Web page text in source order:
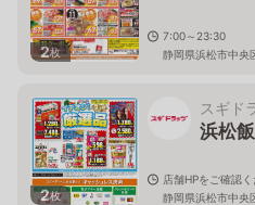
2枚
7:00～23:30
静岡県浜松市中
2枚
スギド
浜松
店舗HPをご確認
静岡県浜松市中央